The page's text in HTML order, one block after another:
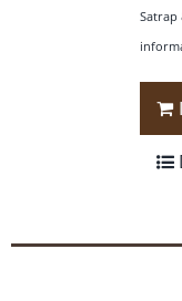
Satrap